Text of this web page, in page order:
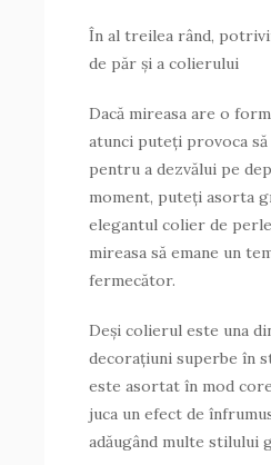
În al treilea rând,
de păr și a colierului
Dacă mireasa are o
atunci puteți provoca
pentru a dezvălui pe
moment, puteți asorta
elegantul colier de
mireasa să emane un
fermecător.
Deși colierul este una
decorațiuni superbe în
este asortat în mod
juca un efect de
adăugând multe stilului